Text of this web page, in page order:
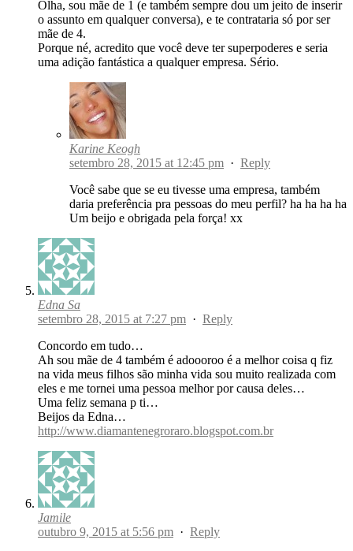
Olha, sou mãe de 1 (e também sempre dou um jeito de inserir
o assunto em qualquer conversa), e te contrataria só por ser
mãe de 4.
Porque né, acredito que você deve ter superpoderes e seria
uma adição fantástica a qualquer empresa. Sério.
Karine Keogh
setembro 28, 2015 at 12:45 pm · Reply
Você sabe que se eu tivesse uma empresa, também
daria preferência pra pessoas do meu perfil? ha ha ha ha
Um beijo e obrigada pela força! xx
Edna Sa
setembro 28, 2015 at 7:27 pm · Reply
Concordo em tudo…
Ah sou mãe de 4 também é adoooroo é a melhor coisa q fiz
na vida meus filhos são minha vida sou muito realizada com
eles e me tornei uma pessoa melhor por causa deles…
Uma feliz semana p ti…
Beijos da Edna…
http://www.diamantenegroraro.blogspot.com.br
Jamile
outubro 9, 2015 at 5:56 pm · Reply